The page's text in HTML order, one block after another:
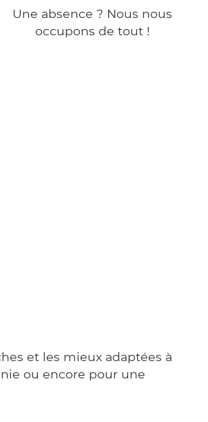
Une absence ? Nous nous
occupons de tout !
et les mieux adaptées à
ou encore pour une